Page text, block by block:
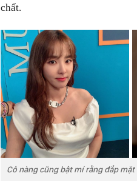
chất.
Cô nàng cũng bật mí rằng đắp